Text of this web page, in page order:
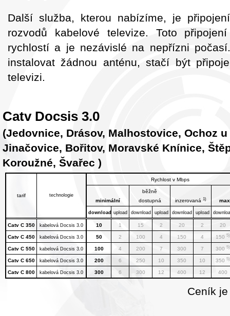
Další služba, kterou nabízíme, je
rozvodů kabelové televize. Toto
rychlostí a je nezávislé na nepřízni
instalovat žádnou anténu, stačí být
televizi.
Catv Docsis 3.0
(Jedovnice, Drásov, Malhostovice, Ochoz
Jinačovice, Bořitov, Moravské Knínice,
Koroužné, Švařec )
tarif technologie
Rychlost v Mbps
minimální
běžně
dostupná
inzerovaná 1)
download upload download upload download upload
Catv C 350 kabelová Docsis 3.0 10 1 15 2 20 2 20
Catv C 450 kabelová Docsis 3.0 50 2 100 4 150 4 150 5)
Catv C 550 kabelová Docsis 3.0 100 4 200 7 300 7 300 5)
Catv C 650 kabelová Docsis 3.0 200 6 250 10 350 10 350 5)
Catv C 800 kabelová Docsis 3.0 300 6 300 12 400 12 400
Ceník